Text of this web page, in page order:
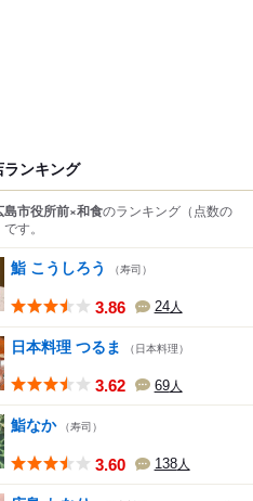
ンキング
島市役所前×和食のランキング （点数の
です。
鮨 こうしろう （寿司）
3.86 24人
日本料理 つるま （日本料理）
3.62 69人
鮨なか （寿司）
3.60 138人